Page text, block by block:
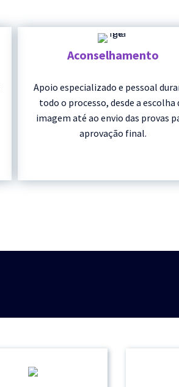
Aconselhamento
Apoio especializado e pessoal
todo o processo, desde a escolha
imagem até ao envio das provas
aprovação final.